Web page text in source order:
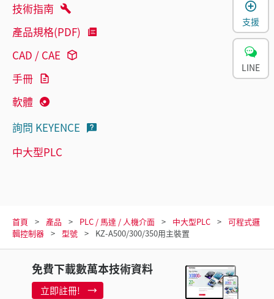
技術指南
產品規格(PDF)
CAD / CAE
手冊
軟體
詢問 KEYENCE
中大型PLC
首頁 產品 PLC / 馬達 / 人機介面 中大型PLC
可程式邏
輯控制器
型號 KZ-A500/300/350用主裝置
免費下載數萬本技術資料
立即註冊!
支援
LINE